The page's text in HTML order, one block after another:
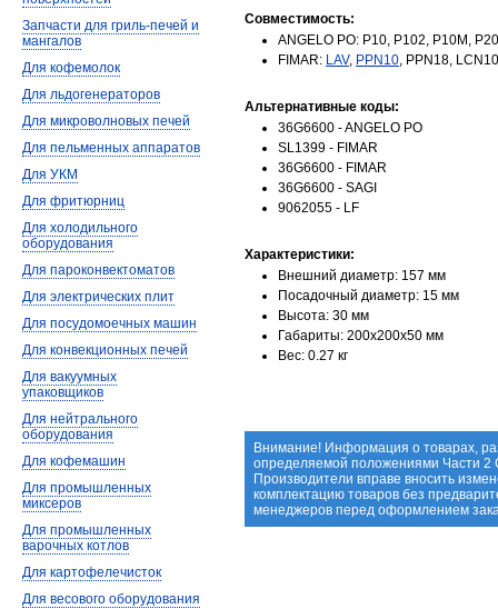
Совместимость:
ANGELO PO: P10, P102, P10M,
FIMAR: LAV, PPN10, PPN18,
Альтернативные коды:
36G6600 - ANGELO PO
SL1399 - FIMAR
36G6600 - FIMAR
36G6600 - SAGI
9062055 - LF
Характеристики:
Внешний диаметр: 157 мм
Посадочный диаметр: 15 мм
Высота: 30 мм
Габариты: 200х200х50 мм
Вес: 0.27 кг
Внимание! Информация о товарах,
определяемой положениями Части 2
Производители вправе вносить
комплектацию товаров без
менеджеров перед оформлением
Запчасти для гриль-печей и
мангалов
Для кофемолок
Для льдогенераторов
Для микроволновых печей
Для пельменных аппаратов
Для УКМ
Для фритюрниц
Для холодильного
оборудования
Для пароконвектоматов
Для электрических плит
Для посудомоечных машин
Для конвекционных печей
Для вакуумных
упаковщиков
Для нейтрального
оборудования
Для кофемашин
Для промышленных
миксеров
Для промышленных
варочных котлов
Для картофелечисток
Для весового оборудования